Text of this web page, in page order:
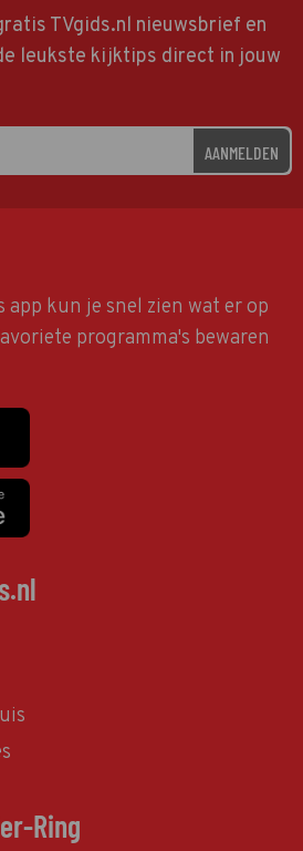
TVgids.nl nieuwsbrief en
leukste kijktips direct in jouw
AANMELDEN
app kun je snel zien wat er op
programma's bewaren
Ring